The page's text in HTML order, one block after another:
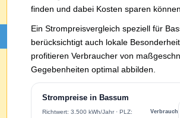
finden und dabei Kosten sparen können.
Ein Strompreisvergleich speziell für
berücksichtigt auch lokale
profitieren Verbraucher von
Gegebenheiten optimal abbilden.
Strompreise in Bassum
Richtwert: 3.500 kWh/Jahr · PLZ: Verbrauch